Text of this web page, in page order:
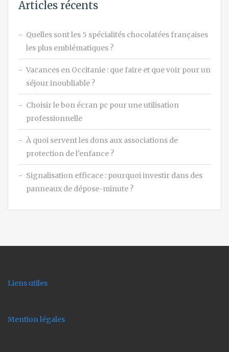
Articles récents
Quelles sont les 5 spécialités chocolatées françaises
les plus emblématiques ?
Vacances en Occitanie : que faire et que voir pour un
séjour inoubliable ?
Choisir le bon écran pc pour une utilisation
professionnelle
À quoi servent les dons aux associations de
protection de l’enfance ?
Signalisation efficace : pourquoi investir dans des
panneaux de dépose-minute ?
Liens utiles
Mention légales